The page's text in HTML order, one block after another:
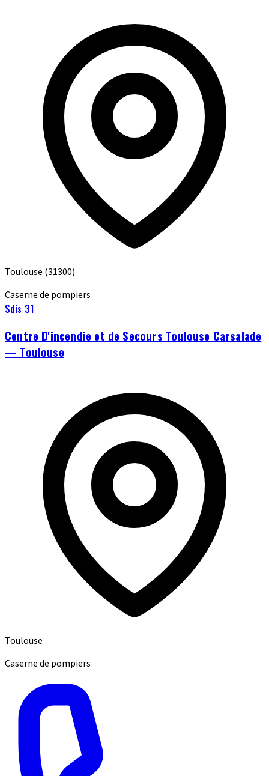
Toulouse (31300)
Caserne de pompiers
Sdis 31
Centre D'incendie et de Secours Toulouse Carsalade
— Toulouse
Toulouse
Caserne de pompiers